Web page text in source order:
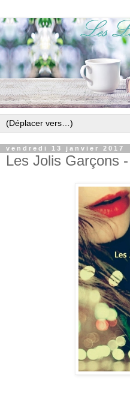
vendredi 13 janvier 2017
Les Jolis Garçons